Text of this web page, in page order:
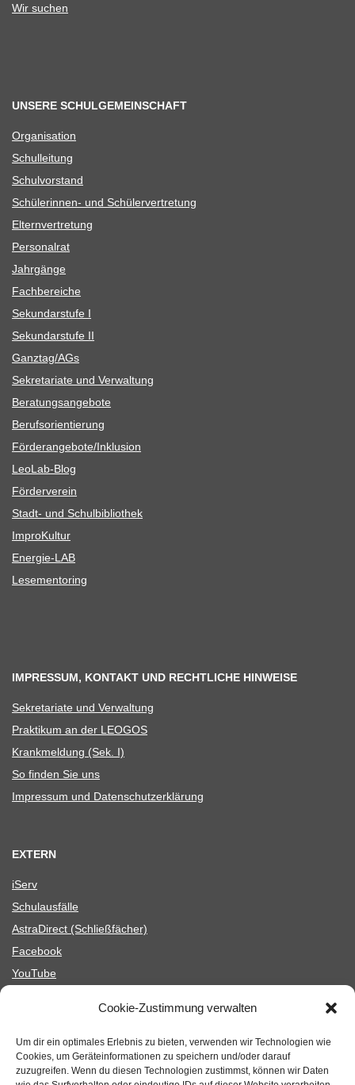
Cookie-Zustimmung verwalten
Um dir ein optimales Erlebnis zu bieten, verwenden wir Technologien wie
Cookies, um Geräteinformationen zu speichern und/oder darauf
zuzugreifen. Wenn du diesen Technologien zustimmst, können wir Daten
Wir suchen
UNSERE SCHULGEMEINSCHAFT
Orga­ni­sa­tion
Schul­lei­tung
Schul­vor­stand
Schü­le­rin­nen- und Schülervertretung
Eltern­ver­tre­tung
Per­so­nal­rat
Jahr­gänge
Fach­be­rei­che
Sekun­dar­stufe I
Sekun­dar­stufe II
Ganztag/​​AGs
Sekre­ta­riate und Verwaltung
Bera­tungs­an­ge­bote
Berufs­ori­en­tie­rung
Förderangebote/​​Inklusion
Leo­Lab-Blog
För­der­ver­ein
Stadt- und Schulbibliothek
Impro­Kul­tur
Ener­­gie-LAB
Lese­men­to­ring
IMPRESSUM, KONTAKT UND RECHTLICHE HINWEISE
Sekre­ta­riate und Verwaltung
Prak­ti­kum an der LEOGOS
Krank­mel­dung (Sek. I)
So fin­den Sie uns
Impres­sum und Datenschutzerklärung
EXTERN
iServ
Schul­aus­fälle
Astra­Di­rect (Schließ­fä­cher)
Face­book
You­Tube
Mensa (Menü­part­ner)
Astra­Di­rect (Schließ­fä­cher)